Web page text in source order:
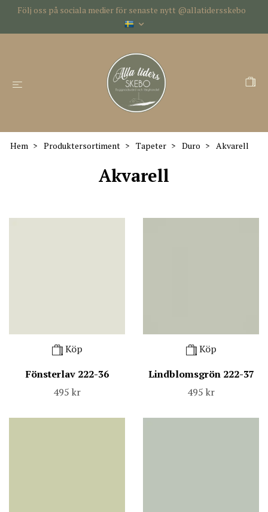
Följ oss på sociala medier för senaste nytt @allatidersskebo
Hem Produktersortiment Tapeter Duro Akvarell
Akvarell
Köp
Fönsterlav 222-36
495 kr
Köp
Lindblomsgrön 222-37
495 kr